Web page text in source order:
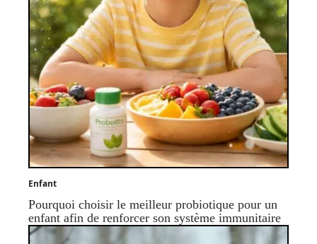
Enfant
Pourquoi choisir le meilleur probiotique pour un
enfant afin de renforcer son système immunitaire